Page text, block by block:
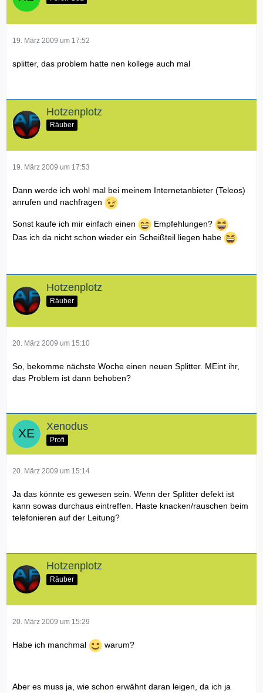
19. März 2009 um 17:52
splitter, das problem hatte nen kollege auch mal
Hotzenplotz
Räuber
19. März 2009 um 17:53
Dann werde ich wohl mal bei meinem Internetanbieter (Teleos)
anrufen und nachfragen
Sonst kaufe ich mir einfach einen
Empfehlungen?
Das ich da nicht schon wieder ein Scheißteil liegen habe
Hotzenplotz
Räuber
20. März 2009 um 15:10
So, bekomme nächste Woche einen neuen Splitter. MEint ihr,
das Problem ist dann behoben?
Xenodus
Profi
20. März 2009 um 15:14
Ja das könnte es gewesen sein. Wenn der Splitter defekt ist
kann sowas durchaus eintreffen. Haste knacken/rauschen beim
telefonieren auf der Leitung?
Hotzenplotz
Räuber
20. März 2009 um 15:29
Habe ich manchmal warum?
Aber es muss ja, wie schon erwähnt daran leigen, da ich ja